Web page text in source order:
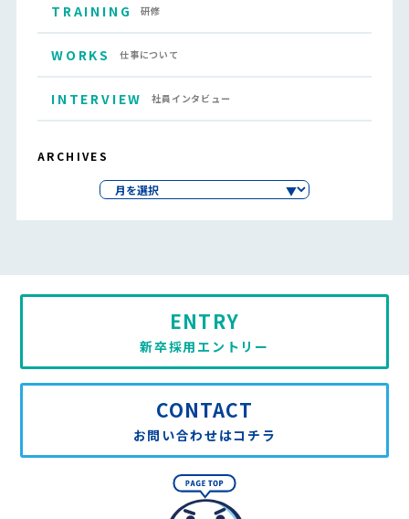
TRAINING 研修
WORKS 仕事について
INTERVIEW 社員インタビュー
ARCHIVES
CONTACT
お問い合わせはコチラ
ENTRY
新卒採用エントリー